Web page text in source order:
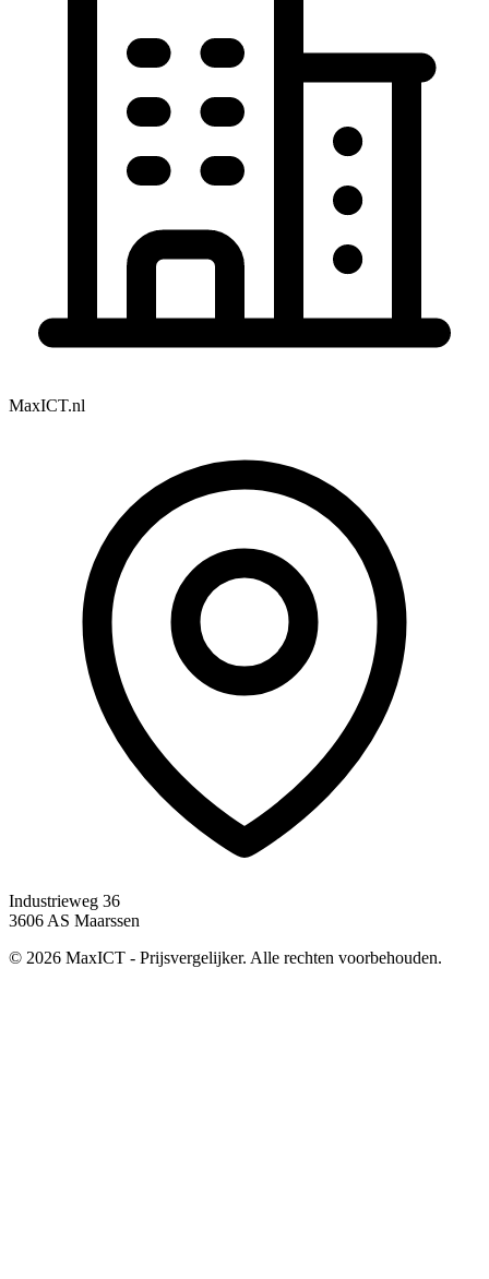
MaxICT.nl
Industrieweg 36
3606 AS Maarssen
© 2026 MaxICT - Prijsvergelijker. Alle rechten voorbehouden.